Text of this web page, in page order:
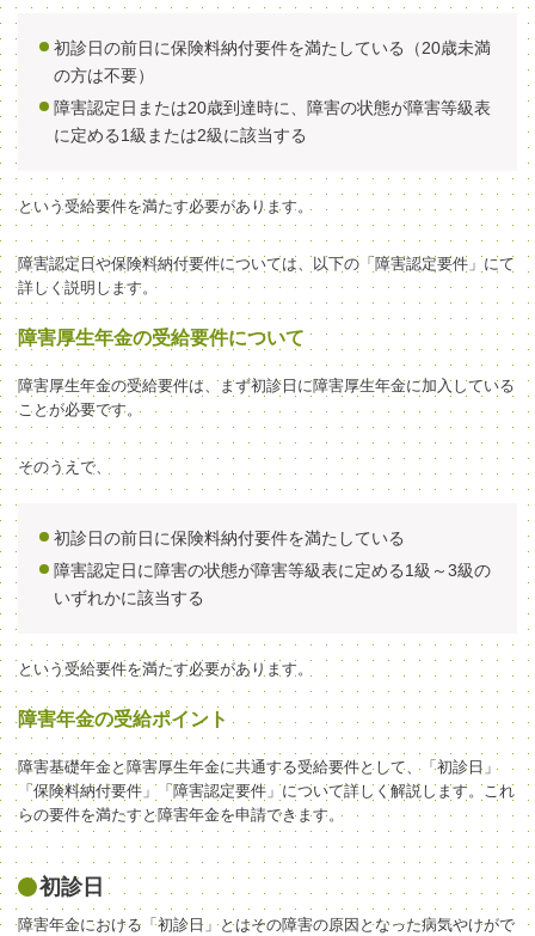
初診日の前日に保険料納付要件を満たしている（20歳未満
の方は不要）
障害認定日または20歳到達時に、障害の状態が障害等級表
に定める1級または2級に該当する
という受給要件を満たす必要があります。
障害認定日や保険料納付要件については、以下の「障害認定要件」にて
詳しく説明します。
障害厚生年金の受給要件について
障害厚生年金の受給要件は、まず初診日に障害厚生年金に加入している
ことが必要です。
そのうえで、
初診日の前日に保険料納付要件を満たしている
障害認定日に障害の状態が障害等級表に定める1級～3級の
いずれかに該当する
という受給要件を満たす必要があります。
障害年金の受給ポイント
障害基礎年金と障害厚生年金に共通する受給要件として、「初診日」
「保険料納付要件」「障害認定要件」について詳しく解説します。これ
らの要件を満たすと障害年金を申請できます。
初診日
障害年金における「初診日」とはその障害の原因となった病気やけがで